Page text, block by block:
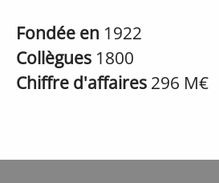
Fondée en 1922
Collègues 1800
Chiffre d'affaires 296 M€